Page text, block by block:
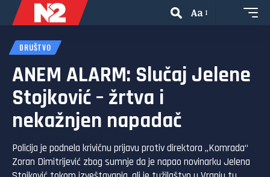
Aa
DRUŠTVO
ANEM ALARM: Slučaj Jelene
Stojković – žrtva i
nekažnjen napadač
Policija je podnela krivičnu prijavu protiv direktora „Komrada“
Zoran Dimitrijević zbog sumnje da je napao novinarku Jelena